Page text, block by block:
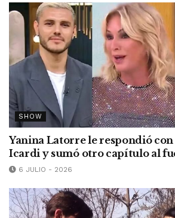
SHOW
Yanina Latorre le respondió
Icardi y sumó otro capítulo al
6 JULIO - 2026